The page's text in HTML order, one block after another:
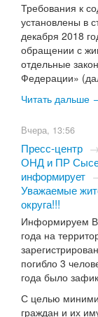
Требования к
установлены в
декабря 2018
обращении с
отдельные
Федерации»
Читать дальше
Вчера, 13:56
Пресс-центр →
ОНД и ПР
информирует
Уважаемые
округа!!!
Информируем
года на
погибло 3
года было
С целью
граждан и их